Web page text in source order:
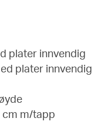
plater innvendig
plater innvendig
cm m/tapp